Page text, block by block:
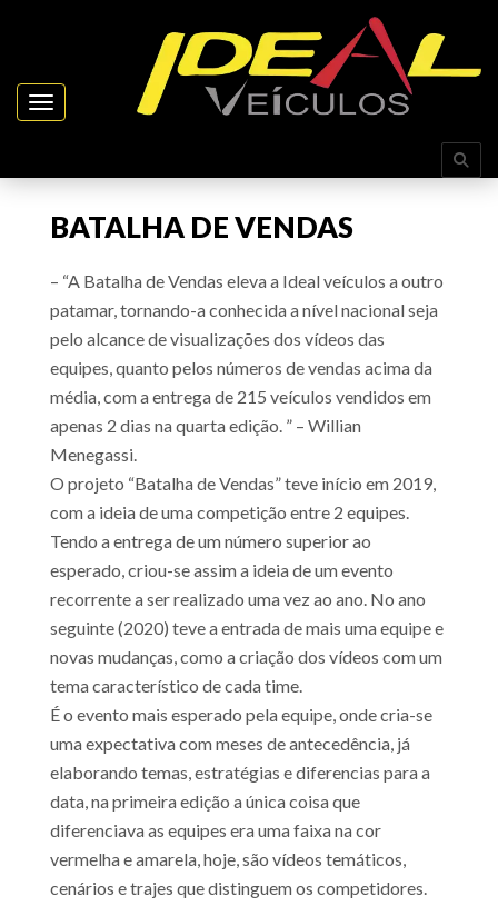
Toggle navigation
BATALHA DE VENDAS
– “A Batalha de Vendas eleva a Ideal veículos a outro
patamar, tornando-a conhecida a nível nacional seja
pelo alcance de visualizações dos vídeos das
equipes, quanto pelos números de vendas acima da
média, com a entrega de 215 veículos vendidos em
apenas 2 dias na quarta edição. ” – Willian
Menegassi.
O projeto “Batalha de Vendas” teve início em 2019,
com a ideia de uma competição entre 2 equipes.
Tendo a entrega de um número superior ao
esperado, criou-se assim a ideia de um evento
recorrente a ser realizado uma vez ao ano. No ano
seguinte (2020) teve a entrada de mais uma equipe e
novas mudanças, como a criação dos vídeos com um
tema característico de cada time.
É o evento mais esperado pela equipe, onde cria-se
uma expectativa com meses de antecedência, já
elaborando temas, estratégias e diferencias para a
data, na primeira edição a única coisa que
diferenciava as equipes era uma faixa na cor
vermelha e amarela, hoje, são vídeos temáticos,
cenários e trajes que distinguem os competidores.